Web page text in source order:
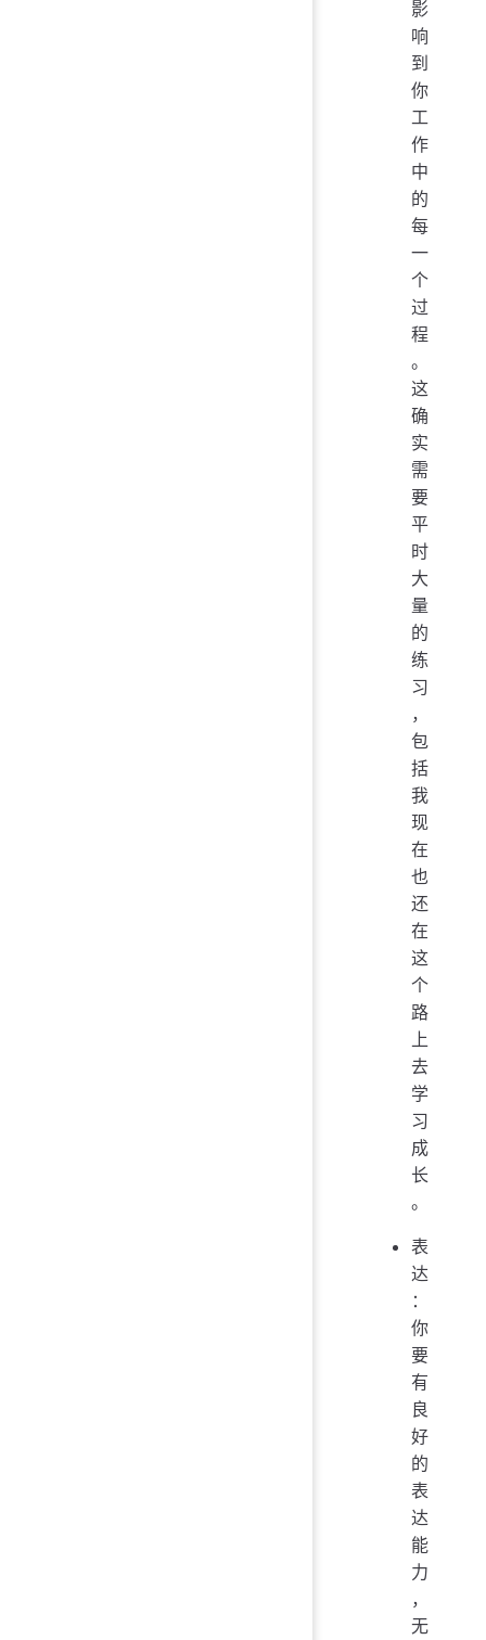
影
响
到
你
工
作
中
的
每
一
个
过
程
。
这
确
实
需
要
平
时
大
量
的
练
习
，
包
括
我
现
在
也
还
在
这
个
路
上
去
学
习
成
长
。
表
达
：
你
要
有
良
好
的
表
达
能
力
，
无